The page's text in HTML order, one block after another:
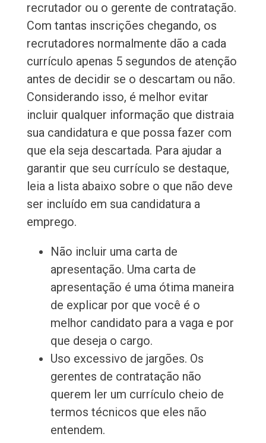
recrutador ou o gerente de contratação.
Com tantas inscrições chegando, os
recrutadores normalmente dão a cada
currículo apenas 5 segundos de atenção
antes de decidir se o descartam ou não.
Considerando isso, é melhor evitar
incluir qualquer informação que distraia
sua candidatura e que possa fazer com
que ela seja descartada. Para ajudar a
garantir que seu currículo se destaque,
leia a lista abaixo sobre o que não deve
ser incluído em sua candidatura a
emprego.
Não incluir uma carta de
apresentação. Uma carta de
apresentação é uma ótima maneira
de explicar por que você é o
melhor candidato para a vaga e por
que deseja o cargo.
Uso excessivo de jargões. Os
gerentes de contratação não
querem ler um currículo cheio de
termos técnicos que eles não
entendem.